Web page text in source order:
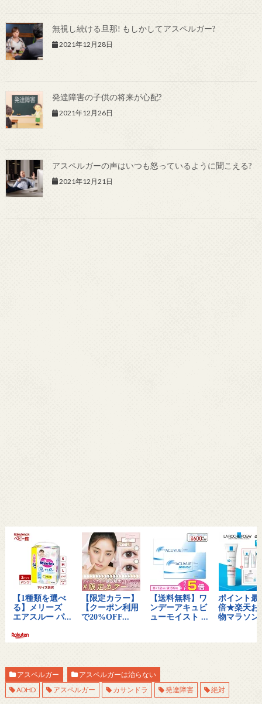
無視し続ける旦那! もしかしてアスペルガー?
2021年12月28日
発達障害の子供の将来が心配?
2021年12月26日
アスペルガーの声はいつも怒っているように聞こえる?
2021年12月21日
アスペルガー
アスペルガーは治らない
ADHD
アスペルガー カサンドラ 発達障害 絶対